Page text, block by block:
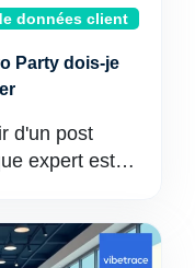
données client
Party dois-je
d'un post
expert est…